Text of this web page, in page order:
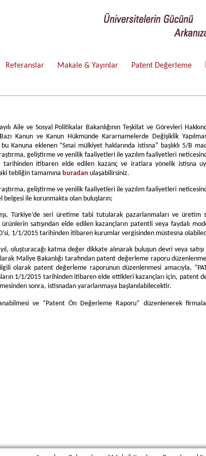
Referanslar Makale & Yayınlar Patent Değerleme
Aile ve Sosyal Politikalar Bakanlığının Teşkilat ve Görevleri
Kanun ve Kanun Hükmünde Kararnamelerde Değişiklik
Kanuna eklenen “Sınai mülkiyet haklarında istisna” başlıklı 5/B
geliştirme ve yenilik faaliyetleri ile yazılım faaliyetleri
tarihinden itibaren elde edilen kazanç ve iratlara yönelik istisna
tebliğin tamamına buradan ulaşabilirsiniz.
geliştirme ve yenilik faaliyetleri ile yazılım faaliyetleri
belgesi ile korunmakta olan buluşların;
Türkiye’de seri üretime tabi tutularak pazarlanmaları ve üretim
ürünlerin satışından elde edilen kazançların patentli veya faydalı
1/1/2015 tarihinden itibaren kurumlar vergisinden müstesna
oluşturacağı katma değer dikkate alınarak buluşun devri veya
Maliye Bakanlığı tarafından patent değerleme raporu
olarak patent değerleme raporunun düzenlenmesi amacıyla,
1/1/2015 tarihinden itibaren elde ettikleri kazançları için, patent
sonra, istisnadan yararlanmaya başlanılabilecektir.
ve “Patent Ön Değerleme Raporu” düzenlenerek